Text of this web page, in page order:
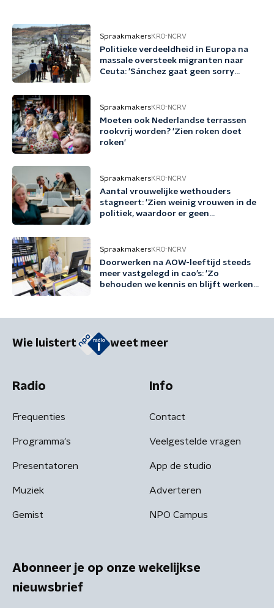
SpraakmakersKRO-NCRV
Politieke verdeeldheid in Europa na
massale oversteek migranten naar
Ceuta: 'Sánchez gaat geen sorry
SpraakmakersKRO-NCRV
Moeten ook Nederlandse terrassen
rookvrij worden? 'Zien roken doet
roken'
SpraakmakersKRO-NCRV
Aantal vrouwelijke wethouders
stagneert: 'Zien weinig vrouwen in de
politiek, waardoor er geen
SpraakmakersKRO-NCRV
Doorwerken na AOW-leeftijd steeds
meer vastgelegd in cao’s: 'Zo
behouden we kennis en blijft werken
Wie luistert weet meer
Radio
Frequenties
Programma's
Presentatoren
Muziek
Gemist
Info
Contact
Veelgestelde vragen
App de studio
Adverteren
NPO Campus
Abonneer je op onze wekelijkse
nieuwsbrief